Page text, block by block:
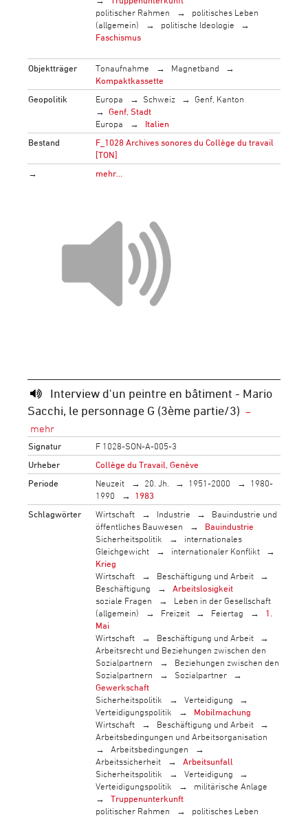
politischer Rahmen
politisches Leben
(allgemein)
politische Ideologie
Faschismus
Objektträger Tonaufnahme
Magnetband
Kompaktkassette
Geopolitik
Europa Schweiz
Genf, Kanton
Genf, Stadt
Europa
Italien
Bestand
F_1028 Archives sonores du Collège du travail
[TON]
→
mehr…
Interview d'un peintre en bâtiment - Mario
Sacchi, le personnage G (3ème partie/3)
Signatur
F 1028-SON-A-005-3
Urheber
Collège du Travail, Genève
Periode
Neuzeit 20. Jh. 1951-2000
1980-
1990
1983
Schlagwörter
Wirtschaft Industrie
Bauindustrie und
öffentliches Bauwesen
Bauindustrie
Sicherheitspolitik
internationales
Gleichgewicht
internationaler Konflikt
Krieg
Wirtschaft
Beschäftigung und Arbeit
Beschäftigung
Arbeitslosigkeit
soziale Fragen
Leben in der Gesellschaft
(allgemein)
Freizeit Feiertag
1.
Mai
Wirtschaft
Beschäftigung und Arbeit
Arbeitsrecht und Beziehungen zwischen den
Sozialpartnern
Beziehungen zwischen den
Sozialpartnern
Sozialpartner
Gewerkschaft
Sicherheitspolitik
Verteidigung
Verteidigungspolitik
Mobilmachung
Wirtschaft
Beschäftigung und Arbeit
Arbeitsbedingungen und Arbeitsorganisation
Arbeitsbedingungen
Arbeitssicherheit
Arbeitsunfall
Sicherheitspolitik
Verteidigung
Verteidigungspolitik
militärische Anlage
Truppenunterkunft
politischer Rahmen
politisches Leben